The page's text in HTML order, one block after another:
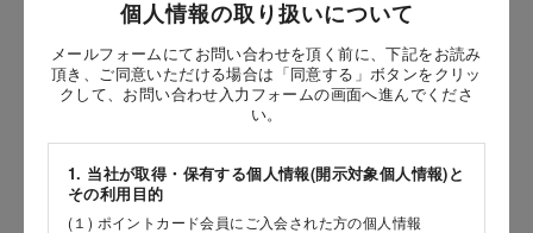
個人情報の取り扱いについて
メールフォームにてお問い合わせを頂く前に、下記をお読み
頂き、ご同意いただける場合は「同意する」ボタンをクリッ
クして、お問い合わせ入力フォームの画面へ進んでくださ
い。
1. 当社が取得・保有する個人情報(開示対象個人情報)と
その利用目的
(１) ポイントカード会員にご入会された方の個人情報
白州名水仕込み食パン6枚
お問い合わせ時氏名
［名］
（全角で入力してください）